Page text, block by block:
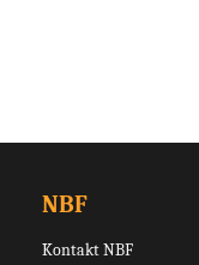
NBF
Kontakt NBF